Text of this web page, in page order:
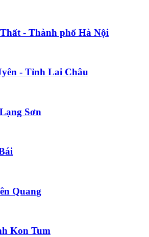
- Thành phố Hà Nội
- Tỉnh Lai Châu
Sơn
Quang
Kon Tum